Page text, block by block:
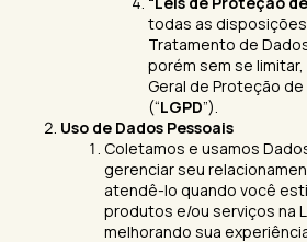
todas as
Tratamento de
porém sem se limitar,
Geral de Proteção
(“LGPD”).
Uso de Dados Pessoais
Coletamos e usamos
gerenciar seu
atendê-lo quando você
produtos e/ou serviços na
melhorando sua